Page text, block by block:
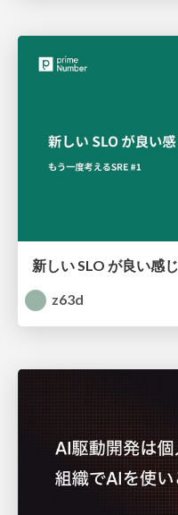
新しい SLO が良い感
z63d